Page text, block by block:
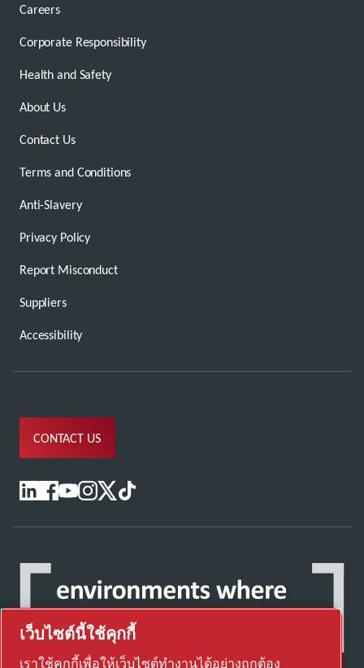
Careers
Corporate Responsibility
Health and Safety
About Us
Contact Us
Terms and Conditions
Anti-Slavery
Privacy Policy
Report Misconduct
Suppliers
Accessibility
CONTACT US
เว็บไซต์นี้ใช้คุกกี้
เราใช้คุกกี้เพื่อให้เว็บไซต์ทำงานได้อย่างถูกต้อง